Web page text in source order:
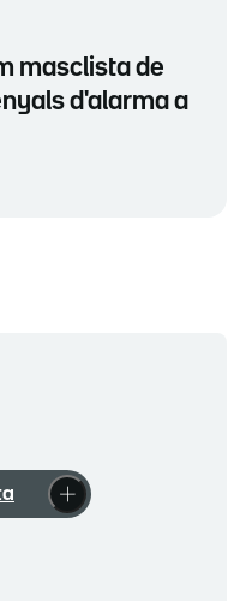
masclista de
d'alarma a